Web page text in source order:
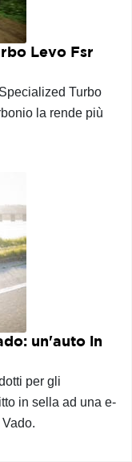
Levo Fsr
Turbo
la rende più
un'auto in
per gli
in sella ad una e-